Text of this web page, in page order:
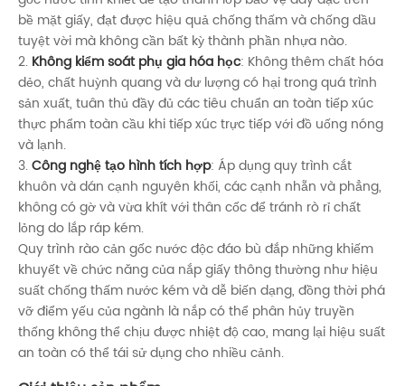
bề mặt giấy, đạt được hiệu quả chống thấm và chống dầu
tuyệt vời mà không cần bất kỳ thành phần nhựa nào.
2. Không kiểm soát phụ gia hóa học: Không thêm chất hóa
dẻo, chất huỳnh quang và dư lượng có hại trong quá trình
sản xuất, tuân thủ đầy đủ các tiêu chuẩn an toàn tiếp xúc
thực phẩm toàn cầu khi tiếp xúc trực tiếp với đồ uống nóng
và lạnh.
3.Công nghệ tạo hình tích hợp: Áp dụng quy trình cắt
khuôn và dán cạnh nguyên khối, các cạnh nhẵn và phẳng,
không có gờ và vừa khít với thân cốc để tránh rò rỉ chất
lỏng do lắp ráp kém.
Quy trình rào cản gốc nước độc đáo bù đắp những khiếm
khuyết về chức năng của nắp giấy thông thường như hiệu
suất chống thấm nước kém và dễ biến dạng, đồng thời phá
vỡ điểm yếu của ngành là nắp có thể phân hủy truyền
thống không thể chịu được nhiệt độ cao, mang lại hiệu suất
an toàn có thể tái sử dụng cho nhiều cảnh.